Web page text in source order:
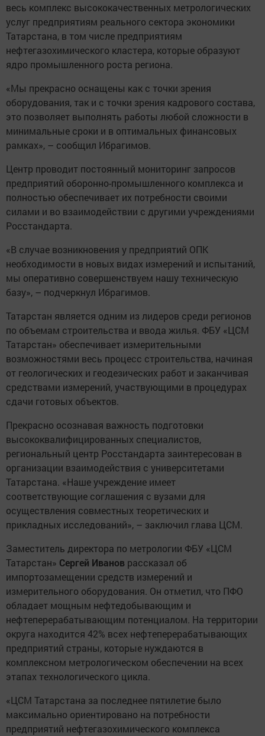
весь комплекс высококачественных метрологических
услуг предприятиям реального сектора экономики
Татарстана, в том числе предприятиям
нефтегазохимического кластера, которые образуют
ядро промышленного роста региона.
«Мы прекрасно оснащены как с точки зрения
оборудования, так и с точки зрения кадрового состава,
это позволяет выполнять работы любой сложности в
минимальные сроки и в оптимальных финансовых
рамках», – сообщил Ибрагимов.
Центр проводит постоянный мониторинг запросов
предприятий оборонно-промышленного комплекса и
полностью обеспечивает их потребности своими
силами и во взаимодействии с другими учреждениями
Росстандарта.
«В случае возникновения у предприятий ОПК
необходимости в новых видах измерений и испытаний,
мы оперативно совершенствуем нашу техническую
базу», – подчеркнул Ибрагимов.
Татарстан является одним из лидеров среди регионов
по объемам строительства и ввода жилья. ФБУ «ЦСМ
Татарстан» обеспечивает измерительными
возможностями весь процесс строительства, начиная
от геологических и геодезических работ и заканчивая
средствами измерений, участвующими в процедурах
сдачи готовых объектов.
Прекрасно осознавая важность подготовки
высококвалифицированных специалистов,
региональный центр Росстандарта заинтересован в
организации взаимодействия с университетами
Татарстана. «Наше учреждение имеет
соответствующие соглашения с вузами для
осуществления совместных теоретических и
прикладных исследований», – заключил глава ЦСМ.
Заместитель директора по метрологии ФБУ «ЦСМ
Татарстан» Сергей Иванов рассказал об
импортозамещении средств измерений и
измерительного оборудования. Он отметил, что ПФО
обладает мощным нефтедобывающим и
нефтеперерабатывающим потенциалом. На территории
округа находится 42% всех нефтеперерабатывающих
предприятий страны, которые нуждаются в
комплексном метрологическом обеспечении на всех
этапах технологического цикла.
«ЦСМ Татарстана за последнее пятилетие было
максимально ориентировано на потребности
предприятий нефтегазохимического комплекса